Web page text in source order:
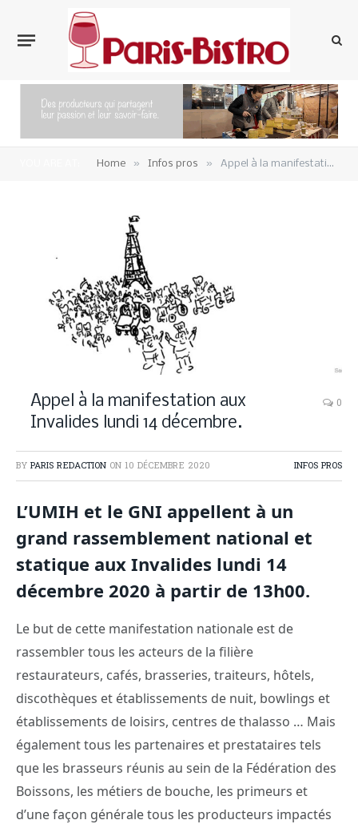
Home » Infos pros » Appel à la manifestation aux Invalides lundi 14 décembre.
Appel à la manifestation aux
Invalides lundi 14 décembre.
0
BY PARIS REDACTION ON 10 DÉCEMBRE 2020 INFOS PROS
L’UMIH et le GNI appellent à un
grand rassemblement national et
statique aux Invalides lundi 14
décembre 2020 à partir de 13h00.
Le but de cette manifestation nationale est de
rassembler tous les acteurs de la filière
restaurateurs, cafés, brasseries, traiteurs, hôtels,
discothèques et établissements de nuit, bowlings et
établissements de loisirs, centres de thalasso … Mais
également tous les partenaires et prestataires tels
que les brasseurs réunis au sein de la Fédération des
Boissons, les métiers de bouche, les primeurs et
d’une façon générale tous les producteurs impactés